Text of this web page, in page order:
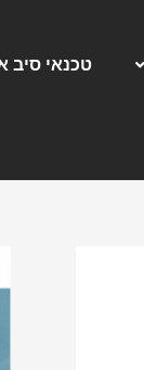
טכנאי סיב
י